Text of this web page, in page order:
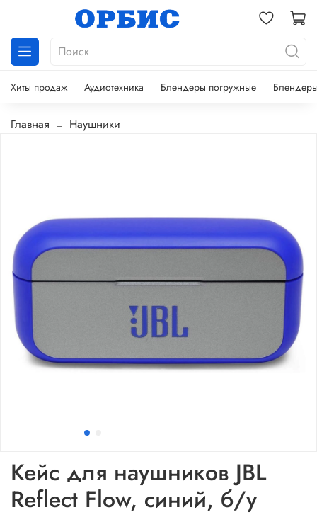
Хиты продаж Аудиотехника Блендеры погружные
Главная Наушники
Кейс для наушников JBL
Reflect Flow, синий, б/у